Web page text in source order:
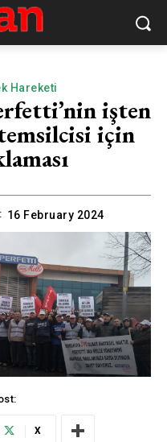
Hareketi
işten
için
16 February 2024
X